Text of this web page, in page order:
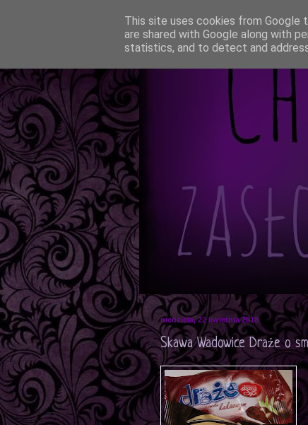
niedziela, 22 kwietnia 2018
Skawa Wadowice Draże o
This site uses cookies from Google
are shared with Google along with
statistics, and to detect and